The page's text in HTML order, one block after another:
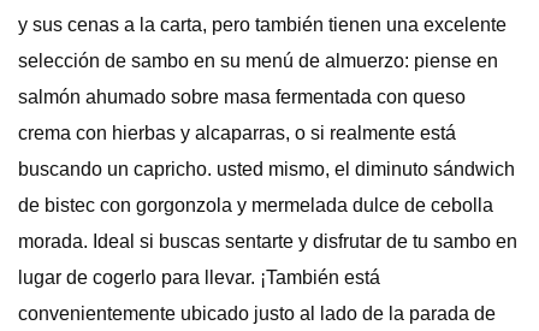
y sus cenas a la carta, pero también tienen una excelente
selección de sambo en su menú de almuerzo: piense en
salmón ahumado sobre masa fermentada con queso
crema con hierbas y alcaparras, o si realmente está
buscando un capricho. usted mismo, el diminuto sándwich
de bistec con gorgonzola y mermelada dulce de cebolla
morada. Ideal si buscas sentarte y disfrutar de tu sambo en
lugar de cogerlo para llevar. ¡También está
convenientemente ubicado justo al lado de la parada de